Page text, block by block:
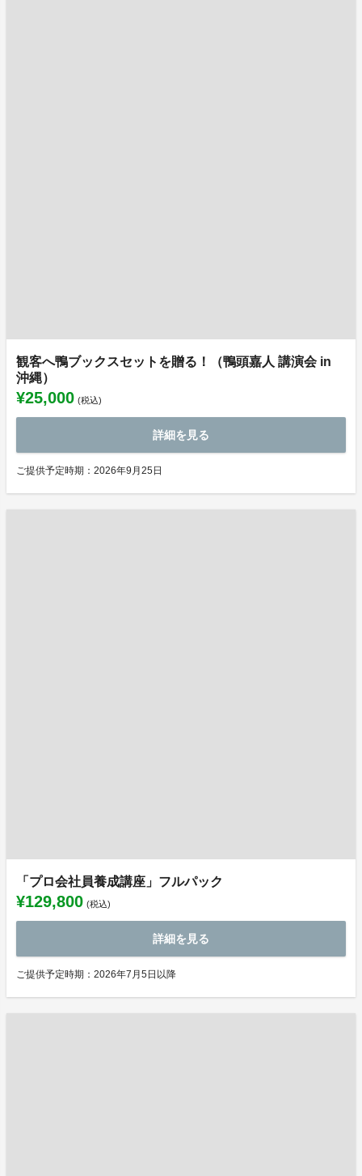
観客へ鴨ブックスセットを贈る！（鴨頭嘉人 講演会 in
沖縄）
¥25,000 (税込)
詳細を見る
ご提供予定時期：2026年9月25日
「プロ会社員養成講座」フルパック
¥129,800 (税込)
詳細を見る
ご提供予定時期：2026年7月5日以降